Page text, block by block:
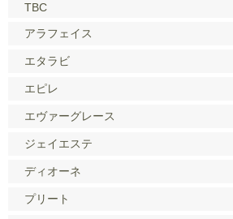
TBC
アラフェイス
エタラビ
エピレ
エヴァーグレース
ジェイエステ
ディオーネ
プリート